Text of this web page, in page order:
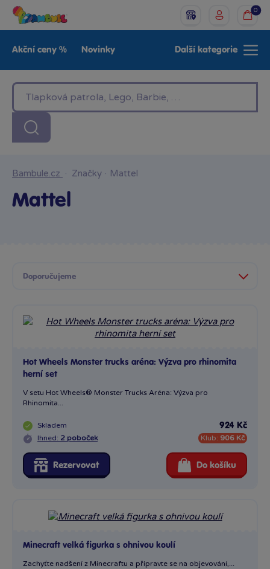
0
Akční ceny % Novinky
LEGO®
Baby Značky
Další kategorie
Bambule.cz · Značky · Mattel
Mattel
Hot Wheels Monster trucks aréna: Výzva pro rhinomita
herní set
V setu Hot Wheels® Monster Trucks Aréna: Výzva pro
Rhinomita...
Skladem
Ihned: 2 poboček
924 Kč
Klub: 906 Kč
Rezervovat Do košíku
Minecraft velká figurka s ohnivou koulí
Zachyťte nadšení z Minecraftu a připravte se na objevování,...